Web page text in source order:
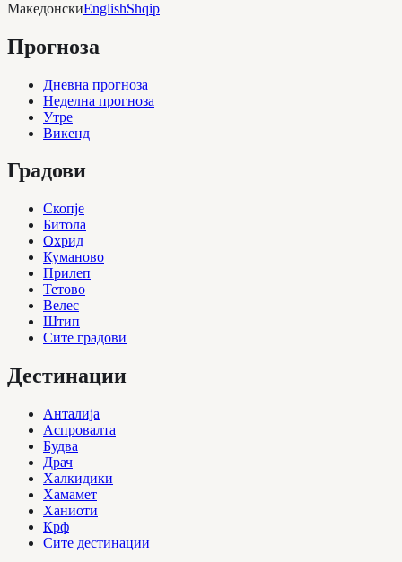
МакедонскиEnglishShqip
Прогноза
Дневна прогноза
Неделна прогноза
Утре
Викенд
Градови
Скопје
Битола
Охрид
Куманово
Прилеп
Тетово
Велес
Штип
Сите градови
Дестинации
Анталија
Аспровалта
Будва
Драч
Халкидики
Хамамет
Ханиоти
Крф
Сите дестинации